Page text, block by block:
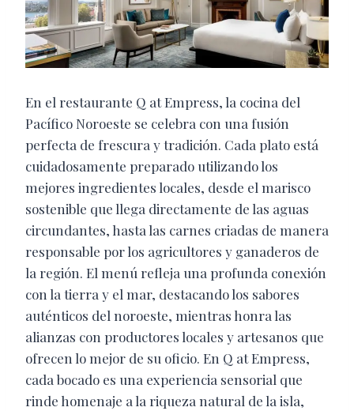
En el restaurante Q at Empress, la cocina del
Pacífico Noroeste se celebra con una fusión
perfecta de frescura y tradición. Cada plato está
cuidadosamente preparado utilizando los
mejores ingredientes locales, desde el marisco
sostenible que llega directamente de las aguas
circundantes, hasta las carnes criadas de manera
responsable por los agricultores y ganaderos de
la región. El menú refleja una profunda conexión
con la tierra y el mar, destacando los sabores
auténticos del noroeste, mientras honra las
alianzas con productores locales y artesanos que
ofrecen lo mejor de su oficio. En Q at Empress,
cada bocado es una experiencia sensorial que
rinde homenaje a la riqueza natural de la isla,